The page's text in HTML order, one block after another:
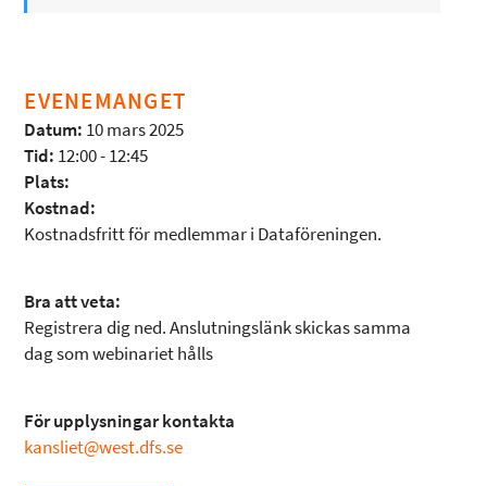
EVENEMANGET
Datum: 10 mars 2025
Tid: 12:00 - 12:45
Plats:
Kostnad:
Kostnadsfritt för medlemmar i Dataföreningen.
Bra att veta:
Registrera dig ned. Anslutningslänk skickas samma
dag som webinariet hålls
För upplysningar kontakta
kansliet@west.dfs.se